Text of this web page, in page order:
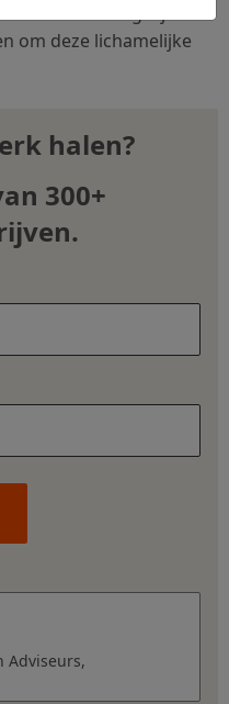
in het dagelijks
om deze lichamelijke
halen?
300+
Adviseurs,